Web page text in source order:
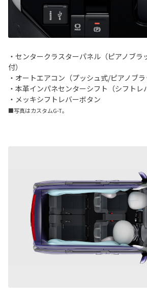
・センタークラスターパネル（ピアノブ
付）
・オートエアコン（プッシュ式/ピアノブラ
・本革インパネセンターシフト（シフトレ
・メッキシフトレバーボタン
■写真はカスタムG-T。